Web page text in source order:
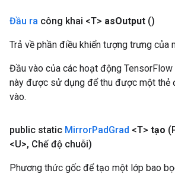
Đầu ra công khai <T> asOutput ()
Trả về phần điều khiển tượng trưng của
Đầu vào của các hoạt động
này được sử dụng để thu được một thẻ
vào.
public static MirrorPadGrad <T> tạo
<U>, Chế độ chuỗi)
Phương thức gốc để tạo một lớp bao